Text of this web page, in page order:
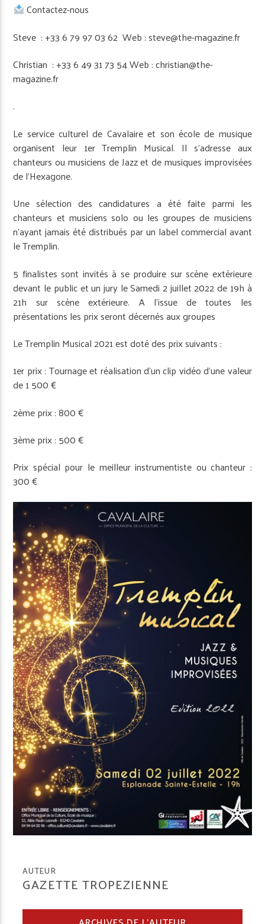
Contactez-nous
Steve : +33 6 79 97 03 62 Web : steve@the-magazine.fr
Christian : +33 6 49 31 73 54 Web : christian@the-
magazine.fr
.
Le service culturel de Cavalaire et son école de musique
organisent leur 1er Tremplin Musical. Il s’adresse aux
chanteurs ou musiciens de Jazz et de musiques improvisées
de l’Hexagone.
Une sélection des candidatures a été faite parmi les
chanteurs et musiciens solo ou les groupes de musiciens
n’ayant jamais été distribués par un label commercial avant
le Tremplin.
5 finalistes sont invités à se produire sur scène extérieure
devant le public et un jury le Samedi 2 juillet 2022 de 19h à
21h sur scène extérieure. A l’issue de toutes les
présentations les prix seront décernés aux groupes
Le Tremplin Musical 2021 est doté des prix suivants :
1er prix : Tournage et réalisation d’un clip vidéo d’une valeur
de 1 500 €
2ème prix : 800 €
3ème prix : 500 €
Prix spécial pour le meilleur instrumentiste ou chanteur :
300 €
AUTEUR
GAZETTE TROPEZIENNE